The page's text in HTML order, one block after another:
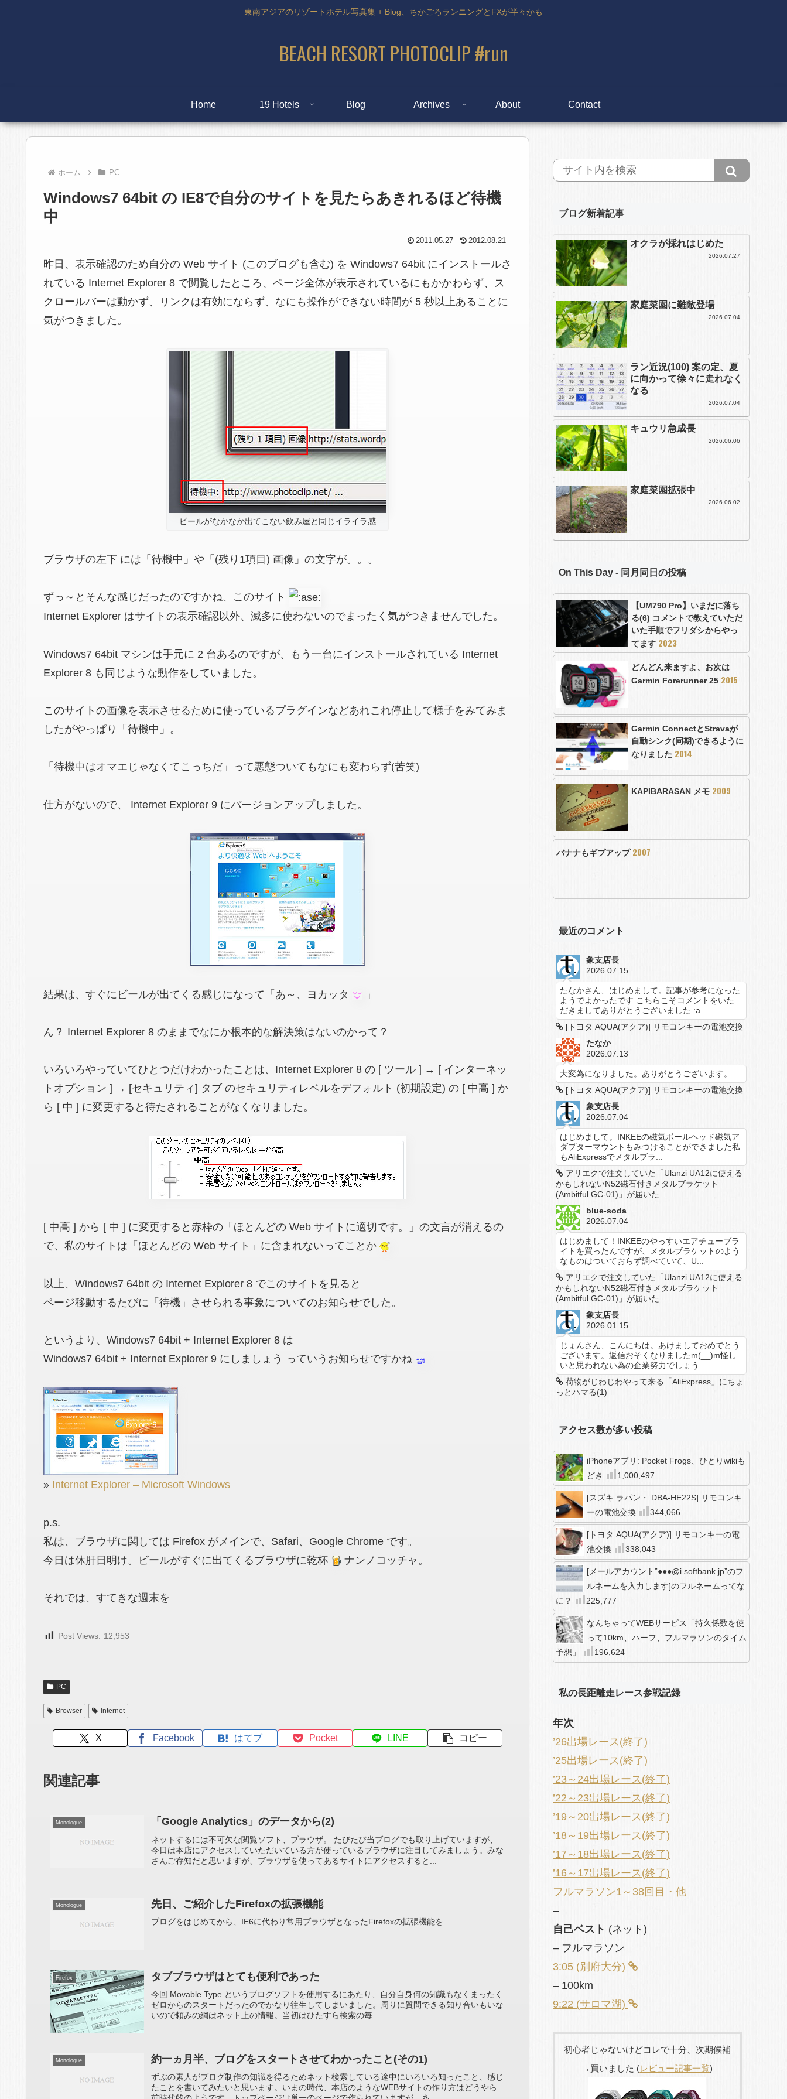
東南アジアのリゾートホテル写真集 + Blog、ちかごろランニングとFXが半々かも
BEACH RESORT PHOTOCLIP #run
Home 19 Hotels Blog Archives About Contact
ホーム PC
Windows7 64bit の IE8で自分のサイトを見たらあきれるほど待機
中
2011.05.27 2012.08.21
昨日、表示確認のため自分の Web サイト (このブログも含む) を Windows7 64bit にインストールさ
れている Internet Explorer 8 で閲覧したところ、ページ全体が表示されているにもかかわらず、ス
クロールバーは動かず、リンクは有効にならず、なにも操作ができない時間が 5 秒以上あることに
気がつきました。
ビールがなかなか出てこない飲み屋と同じイライラ感
ブラウザの左下 には「待機中」や「(残り1項目) 画像」の文字が。。。
ずっ～とそんな感じだったのですかね、このサイト
Internet Explorer はサイトの表示確認以外、滅多に使わないのでまったく気がつきませんでした。
Windows7 64bit マシンは手元に 2 台あるのですが、もう一台にインストールされている Internet
Explorer 8 も同じような動作をしていました。
このサイトの画像を表示させるために使っているプラグインなどあれこれ停止して様子をみてみま
したがやっぱり「待機中」。
「待機中はオマエじゃなくてこっちだ」って悪態ついてもなにも変わらず(苦笑)
仕方がないので、 Internet Explorer 9 にバージョンアップしました。
結果は、すぐにビールが出てくる感じになって「あ～、ヨカッタ 」
ん？ Internet Explorer 8 のままでなにか根本的な解決策はないのかって？
いろいろやっていてひとつだけわかったことは、Internet Explorer 8 の [ ツール ] → [ インターネッ
トオプション ] → [セキュリティ] タブ のセキュリティレベルをデフォルト (初期設定) の [ 中高 ] か
ら [ 中 ] に変更すると待たされることがなくなりました。
[ 中高 ] から [ 中 ] に変更すると赤枠の「ほとんどの Web サイトに適切です。」の文言が消えるの
で、私のサイトは「ほとんどの Web サイト」に含まれないってことか
以上、Windows7 64bit の Internet Explorer 8 でこのサイトを見ると
ページ移動するたびに「待機」させられる事象についてのお知らせでした。
というより、Windows7 64bit + Internet Explorer 8 は
Windows7 64bit + Internet Explorer 9 にしましょう っていうお知らせですかね
» Internet Explorer – Microsoft Windows
p.s.
私は、ブラウザに関しては Firefox がメインで、Safari、Google Chrome です。
今日は休肝日明け。ビールがすぐに出てくるブラウザに乾杯
ナンノコッチャ。
それでは、すてきな週末を
Post Views: 12,953
PC
Browser Internet
X Facebook はてブ Pocket LINE コピー
関連記事
Monologue 「Google Analytics」のデータから(2)
ネットするには不可欠な閲覧ソフト、ブラウザ。 たびたび当ブログでも取り上げていますが、
今日は本店にアクセスしていただいている方が使っているブラウザに注目してみましょう。みな
さんご存知だと思いますが、ブラウザを使ってあるサイトにアクセスすると...
Monologue 先日、ご紹介したFirefoxの拡張機能
ブログをはじめてから、IE6に代わり常用ブラウザとなったFirefoxの拡張機能を
Firefox タブブラウザはとても便利であった
今回 Movable Type というブログソフトを使用するにあたり、自分自身何の知識もなくまったく
ゼロからのスタートだったのでかなり往生してしまいました。周りに質問できる知り合いもいな
いので頼みの綱はネット上の情報。当初はひたすら検索の毎...
Monologue 約一ヵ月半、ブログをスタートさせてわかったこと(その1)
ずぶの素人がブログ制作の知識を得るためネット検索している途中にいろいろ知ったこと、感じ
たことを書いてみたいと思います。いまの時代、本店のようなWEBサイトの作り方はどうやら
ブログ新着記事
オクラが採れはじめた
2026.07.27
家庭菜園に難敵登場
2026.07.04
ラン近況(100) 案の定、夏
に向かって徐々に走れなく
なる
2026.07.04
キュウリ急成長
2026.06.06
家庭菜園拡張中
2026.06.02
On This Day - 同月同日の投稿
【UM790 Pro】いまだに落ち
る(6) コメントで教えていただ
いた手順でフリダシからやっ
てます 2023
どんどん来ますよ、お次は
Garmin Forerunner 25 2015
Garmin ConnectとStravaが
自動シンク(同期)できるように
なりました 2014
KAPIBARASAN メモ 2009
バナナもギプアップ 2007
最近のコメント
象支店長
2026.07.15
たなかさん、はじめまして。記事が参考になった
ようでよかったです こちらこそコメントをいた
だきましてありがとうございました :a...
[トヨタ AQUA(アクア)] リモコンキーの電池交換
たなか
2026.07.13
大変為になりました。ありがとうございます。
[トヨタ AQUA(アクア)] リモコンキーの電池交換
象支店長
2026.07.04
はじめまして。INKEEの磁気ボールヘッド磁気ア
ダプターマウントもみつけることができました私
もAliExpressでメタルブラ...
アリエクで注文していた「Ulanzi UA12に使える
かもしれないN52磁石付きメタルブラケット
(Ambitful GC-01)」が届いた
blue-soda
2026.07.04
はじめまして！INKEEのやっすいエアチューブラ
イトを買ったんですが、メタルブラケットのよう
なものはついておらず調べていて、U...
アリエクで注文していた「Ulanzi UA12に使える
かもしれないN52磁石付きメタルブラケット
(Ambitful GC-01)」が届いた
象支店長
2026.01.15
じょんさん、こんにちは。あけましておめでとう
ございます。返信おそくなりましたm(__)m怪し
いと思われない為の企業努力でしょう...
荷物がじわじわやって来る「AliExpress」にちょ
っとハマる(1)
アクセス数が多い投稿
iPhoneアプリ: Pocket Frogs、ひとりwikiも
どき
1,000,497
[スズキ ラパン・ DBA-HE22S] リモコンキ
ーの電池交換
344,066
[トヨタ AQUA(アクア)] リモコンキーの電
池交換
338,043
[メールアカウント”●●●@i.softbank.jp”のフ
ルネームを入力します]のフルネームってな
に？
225,777
なんちゃってWEBサービス「持久係数を使
って10km、ハーフ、フルマラソンのタイム
予想」
196,624
私の長距離走レース参戦記録
年次
’26出場レース(終了)
’25出場レース(終了)
’23～24出場レース(終了)
’22～23出場レース(終了)
’19～20出場レース(終了)
’18～19出場レース(終了)
’17～18出場レース(終了)
’16～17出場レース(終了)
フルマラソン1～38回目・他
–
自己ベスト (ネット)
– フルマラソン
3:05 (別府大分)
– 100km
9:22 (サロマ湖)
初心者じゃないけどコレで十分、次期候補
→買いました (レビュー記事一覧)